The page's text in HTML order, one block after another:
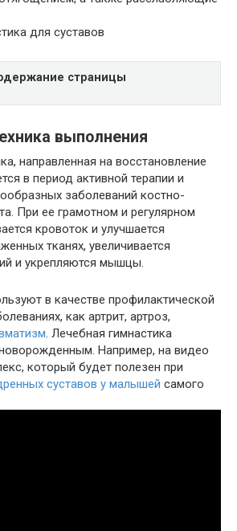
страницы
выполнения
направленная на восстановление
в период активной терапии и
заболеваний костно-
При ее грамотном и регулярном
кровоток и улучшается
тканях, увеличивается
и укрепляются мышцы.
в качестве профилактической
как артрит, артроз,
. Лечебная гимнастика
Например, на видео
который будет полезен при
суставов у малышей самого